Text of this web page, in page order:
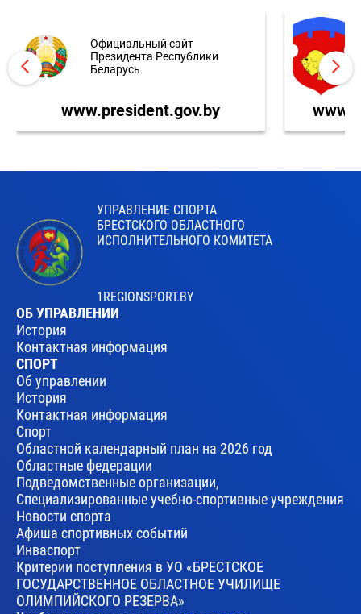
Официальный сайт
Президента Республики
Беларусь
www.president.gov.by
УПРАВЛЕНИЕ СПОРТА
БРЕСТСКОГО ОБЛАСТНОГО
ИСПОЛНИТЕЛЬНОГО КОМИТЕТА
1REGIONSPORT.BY
ОБ УПРАВЛЕНИИ
История
Контактная информация
СПОРТ
Об управлении
История
Контактная информация
Спорт
Областной календарный план на 2026 год
Областные федерации
Подведомственные организации,
Специализированные учебно-спортивные учреждения
Новости спорта
Афиша спортивных событий
Инваспорт
Критерии поступления в УО «БРЕСТСКОЕ
ГОСУДАРСТВЕННОЕ ОБЛАСТНОЕ УЧИЛИЩЕ
ОЛИМПИЙСКОГО РЕЗЕРВА»